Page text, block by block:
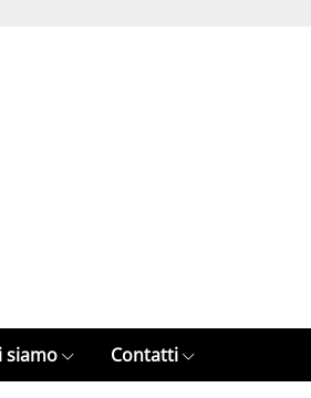
siamo Contatti